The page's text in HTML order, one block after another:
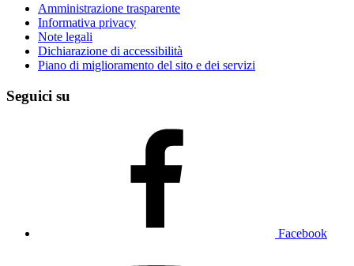
Amministrazione trasparente
Informativa privacy
Note legali
Dichiarazione di accessibilità
Piano di miglioramento del sito e dei servizi
Seguici su
Facebook